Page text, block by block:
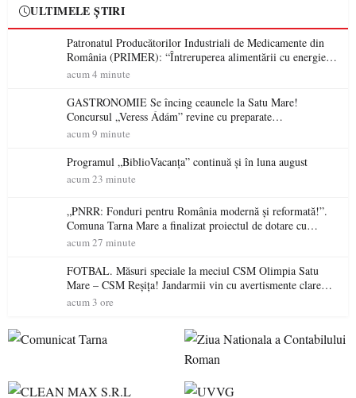
ULTIMELE ȘTIRI
Patronatul Producătorilor Industriali de Medicamente din
România (PRIMER): “Întreruperea alimentării cu energie
electrică a fabricilor de medicamente va pune în pericol
acum 4 minute
GASTRONOMIE Se încing ceaunele la Satu Mare!
Concursul „Veress Ádám” revine cu preparate
spectaculoase, premii și un jurat de renume
acum 9 minute
Programul „BiblioVacanța” continuă și în luna august
acum 23 minute
„PNRR: Fonduri pentru România modernă și reformată!”.
Comuna Tarna Mare a finalizat proiectul de dotare cu
mobilier, materiale didactice și echipamente digitale a
acum 27 minute
FOTBAL. Măsuri speciale la meciul CSM Olimpia Satu
Mare – CSM Reșița! Jandarmii vin cu avertismente clare
pentru suporteri
acum 3 ore